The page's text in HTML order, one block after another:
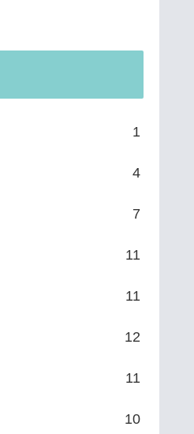
1
4
7
11
11
12
11
10